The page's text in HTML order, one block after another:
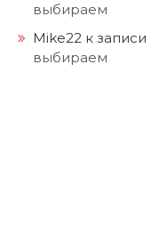
выбираем
Mike22 к записи
выбираем